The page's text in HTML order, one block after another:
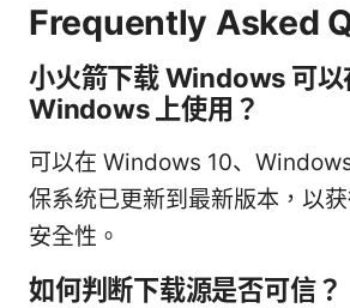
Frequently Asked
小火箭下载 Windows 可以
Windows 上使用？
可以在 Windows 10、
保系统已更新到最新版本，以
安全性。
如何判断下载源是否可信？